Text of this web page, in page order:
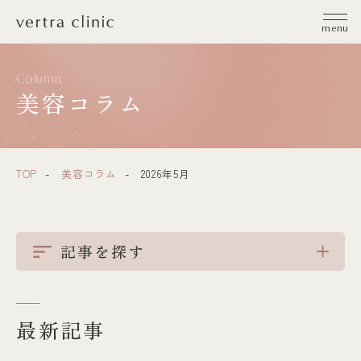
vertra clinic（ヴェルトラクリニック）
menu
Column
美容コラム
TOP 美容コラム 2026年5月
記事を探す
最新記事